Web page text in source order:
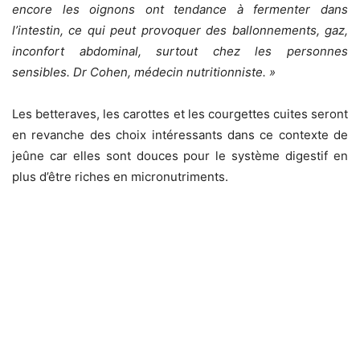
encore les oignons ont tendance à fermenter dans
l’intestin, ce qui peut provoquer des ballonnements, gaz,
inconfort abdominal, surtout chez les personnes
sensibles. Dr Cohen, médecin nutritionniste. »
Les betteraves, les carottes et les courgettes cuites seront
en revanche des choix intéressants dans ce contexte de
jeûne car elles sont douces pour le système digestif en
plus d’être riches en micronutriments.